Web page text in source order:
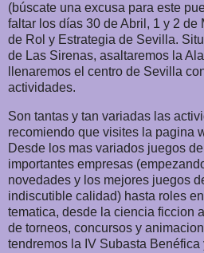
(búscate una excusa para este
faltar los días 30 de Abril, 1 y 2 de
de Rol y Estrategia de Sevilla.
de Las Sirenas, asaltaremos la
llenaremos el centro de Sevilla
actividades.
Son tantas y tan variadas las
recomiendo que visites la pagina
Desde los mas variados juegos
importantes empresas
novedades y los mejores juegos
indiscutible calidad) hasta roles
tematica, desde la ciencia ficcion
de torneos, concursos y
tendremos la IV Subasta Benéfica